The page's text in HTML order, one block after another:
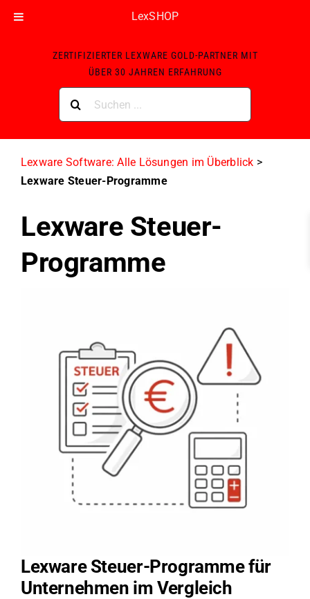
LexSHOP
ZERTIFIZIERTER LEXWARE GOLD-PARTNER MIT
ÜBER 30 JAHREN ERFAHRUNG
nach:
Lexware Software: Alle Lösungen im Überblick >
Lexware Steuer-Programme
Lexware Steuer-
Programme
Lexware Steuer-Programme für
Unternehmen im Vergleich